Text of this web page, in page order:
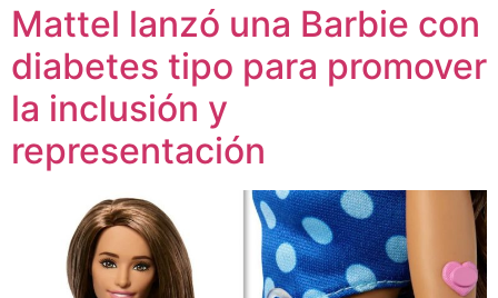
Mattel lanzó una Barbie con
diabetes tipo para promover
la inclusión y
representación